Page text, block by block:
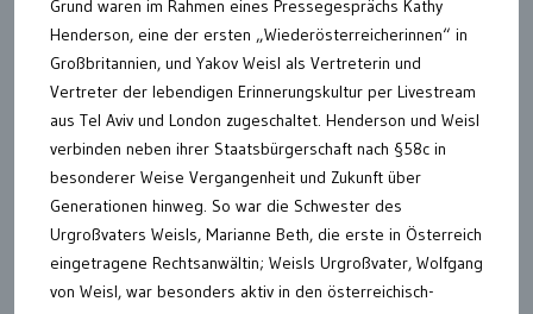
Grund waren im Rahmen eines Pressegesprächs Kathy
Henderson, eine der ersten „Wiederösterreicherinnen“ in
Großbritannien, und Yakov Weisl als Vertreterin und
Vertreter der lebendigen Erinnerungskultur per Livestream
aus Tel Aviv und London zugeschaltet. Henderson und Weisl
verbinden neben ihrer Staatsbürgerschaft nach §58c in
besonderer Weise Vergangenheit und Zukunft über
Generationen hinweg. So war die Schwester des
Urgroßvaters Weisls, Marianne Beth, die erste in Österreich
eingetragene Rechtsanwältin; Weisls Urgroßvater, Wolfgang
von Weisl, war besonders aktiv in den österreichisch-